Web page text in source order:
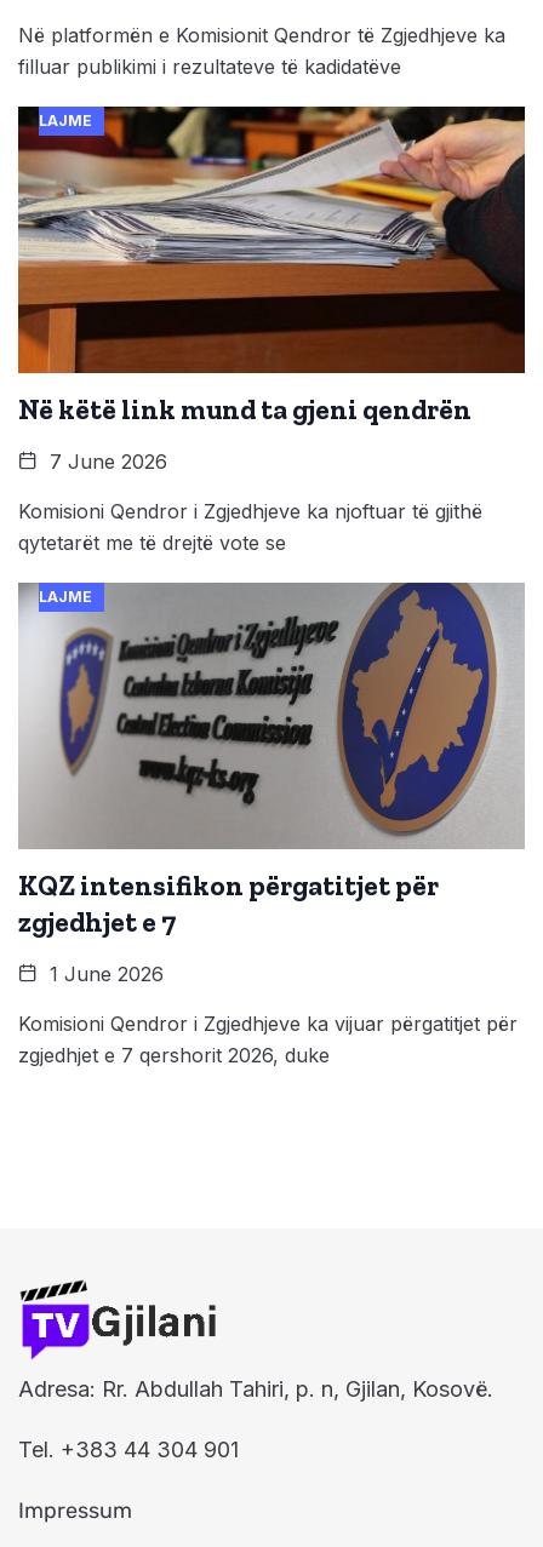
Në platformën e Komisionit Qendror të Zgjedhjeve ka
filluar publikimi i rezultateve të kadidatëve
LAJME
Në këtë link mund ta gjeni qendrën
7 June 2026
Komisioni Qendror i Zgjedhjeve ka njoftuar të gjithë
qytetarët me të drejtë vote se
LAJME
KQZ intensifikon përgatitjet për
zgjedhjet e 7
1 June 2026
Komisioni Qendror i Zgjedhjeve ka vijuar përgatitjet për
zgjedhjet e 7 qershorit 2026, duke
Adresa: Rr. Abdullah Tahiri, p. n, Gjilan, Kosovë.
Tel. +383 44 304 901
Impressum